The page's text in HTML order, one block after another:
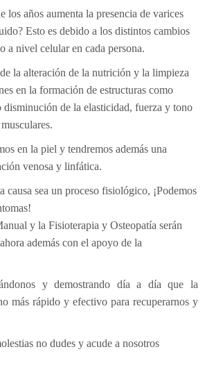
los años aumenta la presencia de varices
Esto es debido a los distintos cambios
a nivel celular en cada persona.
la alteración de la nutrición y la limpieza
en la formación de estructuras como
disminución de la elasticidad, fuerza y tono
en la piel y tendremos además una
venosa y linfática.
causa sea un proceso fisiológico, ¡Podemos
y la Fisioterapia y Osteopatía serán
además con el apoyo de la
y demostrando día a día que la
más rápido y efectivo para recuperarnos y
no dudes y acude a nosotros